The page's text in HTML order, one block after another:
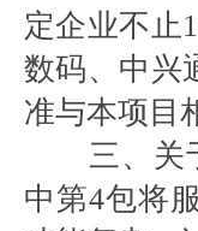
定企业不止
数码、中兴
准与本项目
三、关
中第4包将